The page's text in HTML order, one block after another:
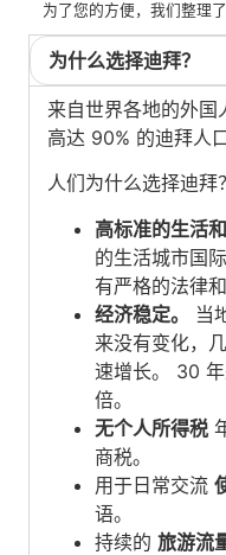
为了您的方便，我们整理
为什么选择迪拜？
来自世界各地的外国
高达 90% 的迪拜人
人们为什么选择迪拜
高标准的生活和
的生活城市国
有严格的法律
经济稳定。
当
来没有变化，
速增长。 30
倍。
无个人所得税
商税。
用于日常交流
语。
持续的 旅游流